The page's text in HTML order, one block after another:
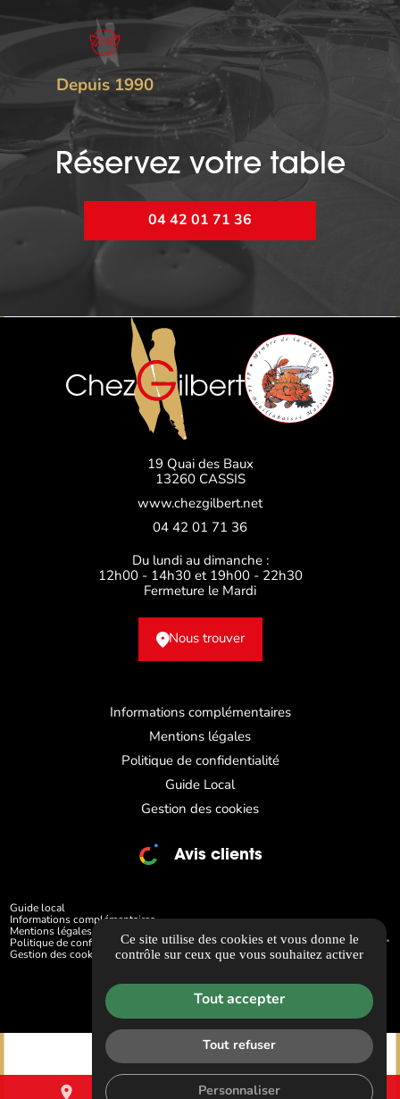
Depuis 1990
Réservez votre table
04 42 01 71 36
place mail
19 Quai des Baux
13260 CASSIS
www.chezgilbert.net
04 42 01 71 36
Du lundi au dimanche :
12h00 - 14h30 et 19h00 - 22h30
Fermeture le Mardi
Nous trouver
Informations complémentaires
Mentions légales
Politique de confidentialité
Guide Local
Gestion des cookies
Avis clients
Guide local
Informations complémentaires
Mentions légales
Politique de confidentialité
Gestion des cookies
Ce site utilise des cookies et vous donne le
contrôle sur ceux que vous souhaitez activer
Tout accepter
Tout refuser
Personnaliser